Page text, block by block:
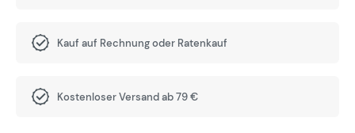
Kauf auf Rechnung oder Ratenkauf
Kostenloser Versand ab 79 €